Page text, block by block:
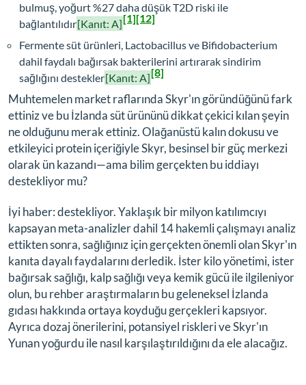
bulmuş, yoğurt %27 daha düşük T2D riski ile
bağlantılıdır[Kanıt: A][1][12]
Fermente süt ürünleri, Lactobacillus ve Bifidobacterium
dahil faydalı bağırsak bakterilerini artırarak sindirim
sağlığını destekler[Kanıt: A][8]
Muhtemelen market raflarında Skyr'ın göründüğünü fark
ettiniz ve bu İzlanda süt ürününü dikkat çekici kılan şeyin
ne olduğunu merak ettiniz. Olağanüstü kalın dokusu ve
etkileyici protein içeriğiyle Skyr, besinsel bir güç merkezi
olarak ün kazandı—ama bilim gerçekten bu iddiayı
destekliyor mu?
İyi haber: destekliyor. Yaklaşık bir milyon katılımcıyı
kapsayan meta-analizler dahil 14 hakemli çalışmayı analiz
ettikten sonra, sağlığınız için gerçekten önemli olan Skyr'ın
kanıta dayalı faydalarını derledik. İster kilo yönetimi, ister
bağırsak sağlığı, kalp sağlığı veya kemik gücü ile ilgileniyor
olun, bu rehber araştırmaların bu geleneksel İzlanda
gıdası hakkında ortaya koyduğu gerçekleri kapsıyor.
Ayrıca dozaj önerilerini, potansiyel riskleri ve Skyr'ın
Yunan yoğurdu ile nasıl karşılaştırıldığını da ele alacağız.